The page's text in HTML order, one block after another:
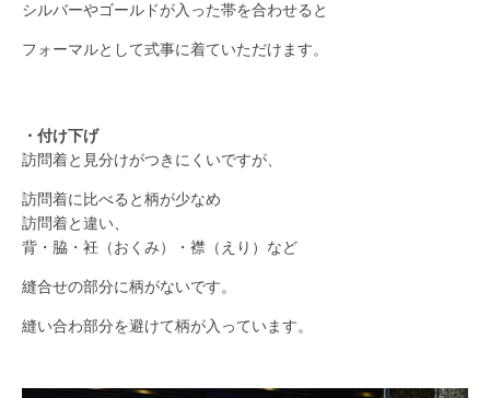
シルバーやゴールドが入った帯を合わせると
フォーマルとして式事に着ていただけます。
・付け下げ
訪問着と見分けがつきにくいですが、
訪問着に比べると柄が少なめ
訪問着と違い、
背・脇・衽（おくみ）・襟（えり）など
縫合せの部分に柄がないです。
縫い合わ部分を避けて柄が入っています。